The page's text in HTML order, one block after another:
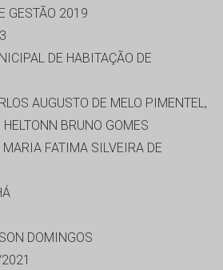
GESTÃO 2019
DE HABITAÇÃO DE
AUGUSTO DE MELO PIMENTEL,
BRUNO GOMES
FATIMA SILVEIRA DE
DOMINGOS